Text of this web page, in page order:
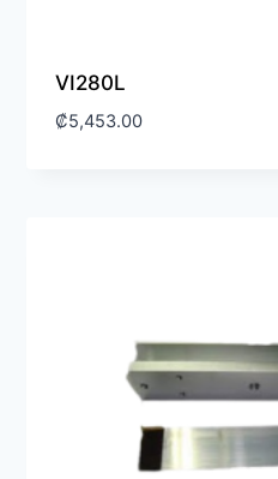
VI280L
₡5,453.00